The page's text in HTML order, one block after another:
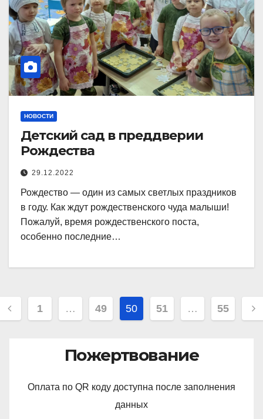
НОВОСТИ
Детский сад в преддверии
Рождества
29.12.2022
Рождество — один из самых светлых праздников
в году. Как ждут рождественского чуда малыши!
Пожалуй, время рождественского поста,
особенно последние…
1 … 49 50 51 … 55
Пожертвование
Оплата по QR коду доступна после заполнения
данных